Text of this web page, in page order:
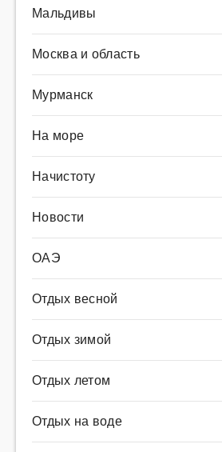
Мальдивы
Москва и область
Мурманск
На море
Начистоту
Новости
ОАЭ
Отдых весной
Отдых зимой
Отдых летом
Отдых на воде